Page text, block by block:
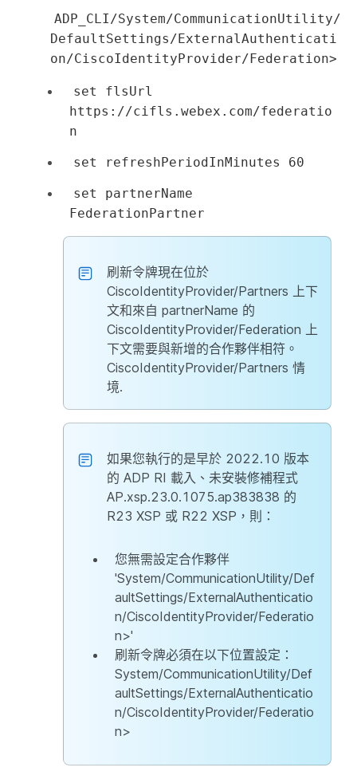
ADP_CLI/System/CommunicationUtility/
DefaultSettings/ExternalAuthenticati
on/CiscoIdentityProvider/Federation>
set flsUrl
https://cifls.webex.com/federatio
n
set refreshPeriodInMinutes 60
set partnerName
FederationPartner
刷新令牌現在位於
CiscoIdentityProvider/Partners 上下
文和來自 partnerName 的
CiscoIdentityProvider/Federation 上
下文需要與新增的合作夥伴相符。
CiscoIdentityProvider/Partners 情
境.
如果您執行的是早於 2022.10 版本
的 ADP RI 載入、未安裝修補程式
AP.xsp.23.0.1075.ap383838 的
R23 XSP 或 R22 XSP，則：
您無需設定合作夥伴
'System/CommunicationUtility/Def
aultSettings/ExternalAuthenticatio
n/CiscoIdentityProvider/Federatio
n>'
刷新令牌必須在以下位置設定：
System/CommunicationUtility/Def
aultSettings/ExternalAuthenticatio
n/CiscoIdentityProvider/Federatio
n>